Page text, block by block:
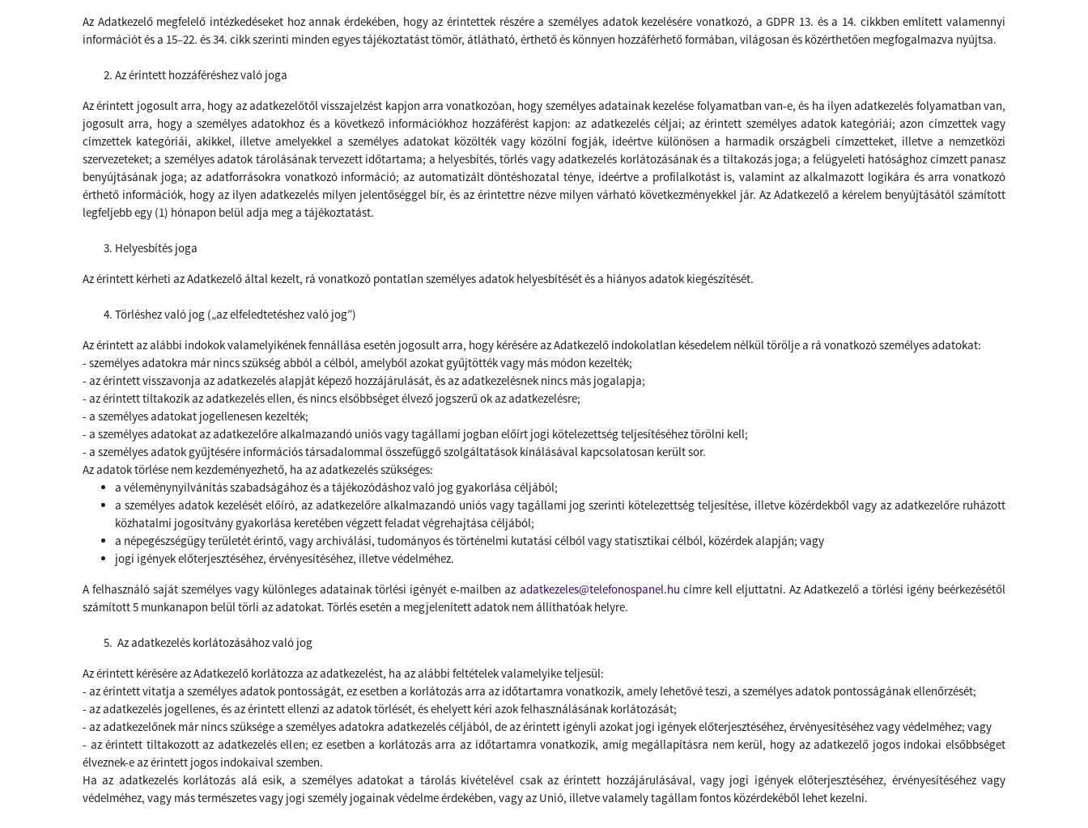
Az Adatkezelőmegfelelő intézkedéseket hoz annak érdekében, hogy az érintettek részére a személyes adatok kezelésére vonatkozó, a GDPR 13. és a 14. cikkben említett valamennyi
információt és a 15–22. és 34. cikk szerinti minden egyes tájékoztatást tömör, átlátható, érthető és könnyen hozzáférhető formában, világosan és közérthetően megfogalmazva nyújtsa.
Az érintett hozzáféréshez való joga
Az érintett jogosult arra, hogy az adatkezelőtől visszajelzést kapjon arra vonatkozóan, hogy személyes adatainak kezelése folyamatban van-e, és ha ilyen adatkezelés folyamatban van,
jogosult arra, hogy a személyes adatokhoz és a következő információkhoz hozzáférést kapjon: az adatkezelés céljai; az érintett személyes adatok kategóriái; azon címzettek vagy
címzettek kategóriái, akikkel, illetve amelyekkel a személyes adatokat közölték vagy közölni fogják, ideértve különösen a harmadik országbeli címzetteket, illetve a nemzetközi
szervezeteket; a személyes adatok tárolásának tervezett időtartama; a helyesbítés, törlés vagy adatkezelés korlátozásának és a tiltakozás joga; a felügyeleti hatósághoz címzett panasz
benyújtásának joga; az adatforrásokra vonatkozó információ; az automatizált döntéshozatal ténye, ideértve a profilalkotást is, valamint az alkalmazott logikára és arra vonatkozó
érthető információk, hogy az ilyen adatkezelés milyen jelentőséggel bír, és az érintettre nézve milyen várható következményekkel jár. Az Adatkezelő a kérelem benyújtásától számított
legfeljebb egy (1) hónapon belül adja meg a tájékoztatást.
Helyesbítés joga
Az érintett kérheti az Adatkezelő által kezelt, rá vonatkozó pontatlan személyes adatok helyesbítését és a hiányos adatok kiegészítését.
Törléshez való jog („az elfeledtetéshez való jog”)
Az érintett az alábbi indokok valamelyikének fennállása esetén jogosult arra, hogy kérésére az Adatkezelő indokolatlan késedelem nélkül törölje a rá vonatkozó személyes adatokat:
- személyes adatokra már nincs szükség abból a célból, amelyből azokat gyűjtötték vagy más módon kezelték;
- az érintett visszavonja az adatkezelés alapját képező hozzájárulását, és az adatkezelésnek nincs más jogalapja;
- az érintett tiltakozik az adatkezelés ellen, és nincs elsőbbséget élvező jogszerű ok az adatkezelésre;
- a személyes adatokat jogellenesen kezelték;
- a személyes adatokat az adatkezelőre alkalmazandó uniós vagy tagállami jogban előírt jogi kötelezettség teljesítéséhez törölni kell;
- a személyes adatok gyűjtésére információs társadalommal összefüggő szolgáltatások kínálásával kapcsolatosan került sor.
Az adatok törlése nem kezdeményezhető, ha az adatkezelés szükséges:
a véleménynyilvánítás szabadságához és a tájékozódáshoz való jog gyakorlása céljából;
a személyes adatok kezelését előíró, az adatkezelőre alkalmazandó uniós vagy tagállami jog szerinti kötelezettség teljesítése, illetve közérdekből vagy az adatkezelőre ruházott
közhatalmi jogosítvány gyakorlása keretében végzett feladat végrehajtása céljából;
a népegészségügy területét érintő, vagy archiválási, tudományos és történelmi kutatási célból vagy statisztikai célból, közérdek alapján; vagy
jogi igények előterjesztéséhez, érvényesítéséhez, illetve védelméhez.
A felhasználó saját személyes vagy különleges adatainak törlési igényét e-mailben az adatkezeles@telefonospanel.hu címre kell eljuttatni. Az Adatkezelő a törlési igény beérkezésétől
számított 5 munkanapon belül törli az adatokat. Törlés esetén a megjelenített adatok nem állíthatóak helyre.
Az adatkezelés korlátozásához való jog
Az érintett kérésére az Adatkezelő korlátozza az adatkezelést, ha az alábbi feltételek valamelyike teljesül:
- az érintett vitatja a személyes adatok pontosságát, ez esetben a korlátozás arra az időtartamra vonatkozik, amely lehetővé teszi, a személyes adatok pontosságának ellenőrzését;
- az adatkezelés jogellenes, és az érintett ellenzi az adatok törlését, és ehelyett kéri azok felhasználásának korlátozását;
- az adatkezelőnek már nincs szüksége a személyes adatokra adatkezelés céljából, de az érintett igényli azokat jogi igények előterjesztéséhez, érvényesítéséhez vagy védelméhez; vagy
- az érintett tiltakozott az adatkezelés ellen; ez esetben a korlátozás arra az időtartamra vonatkozik, amíg megállapításra nem kerül, hogy az adatkezelő jogos indokai elsőbbséget
élveznek-e az érintett jogos indokaival szemben.
Ha az adatkezelés korlátozás alá esik, a személyes adatokat a tárolás kivételével csak az érintett hozzájárulásával, vagy jogi igények előterjesztéséhez, érvényesítéséhez vagy
védelméhez, vagy más természetes vagy jogi személy jogainak védelme érdekében, vagy az Unió, illetve valamely tagállam fontos közérdekéből lehet kezelni.